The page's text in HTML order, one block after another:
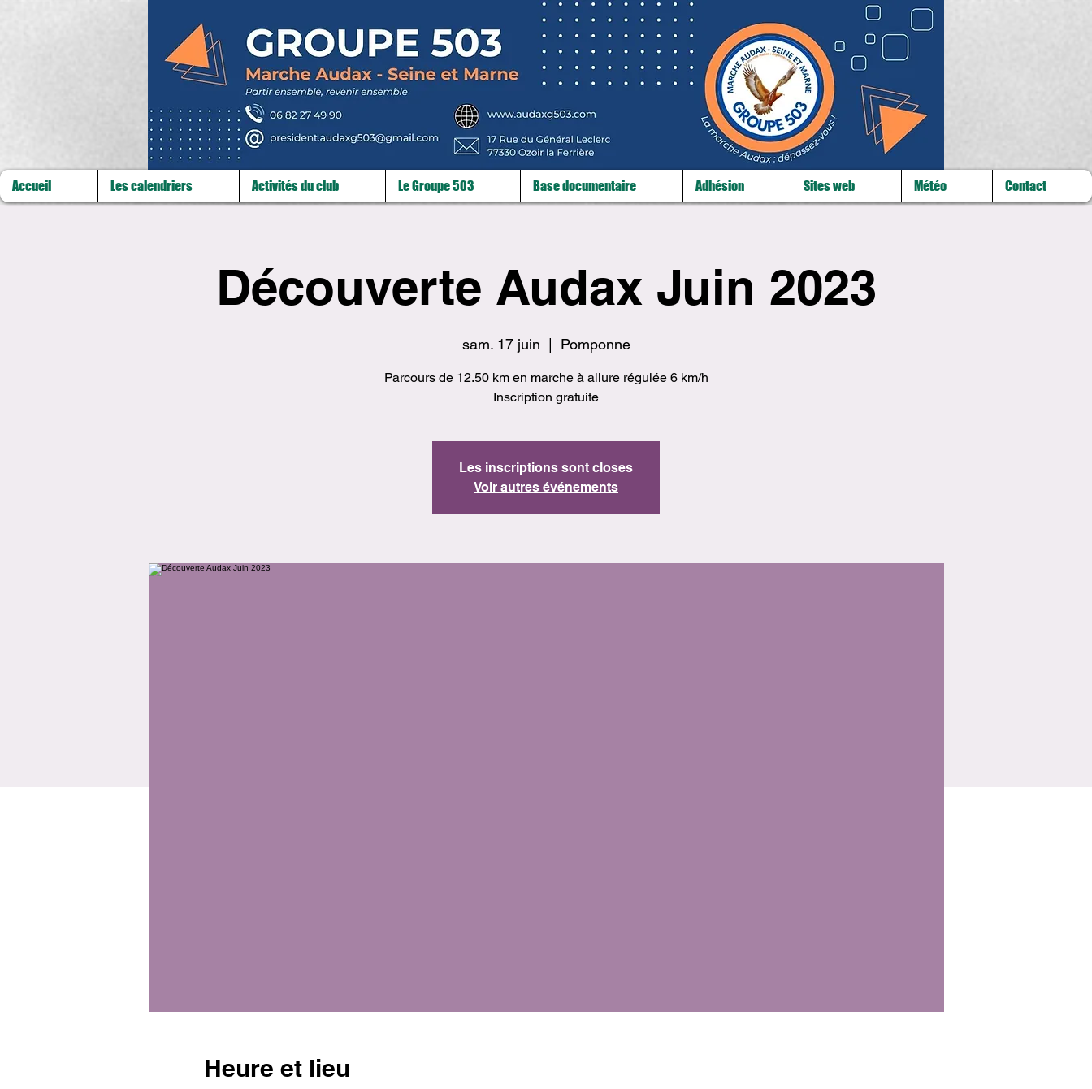
Accueil Les calendriers Activités du club Le Groupe 503 Base documentaire Adhésion Sites web Météo Contact
Découverte Audax Juin 2023
sam. 17 juin Pomponne
Parcours de 12.50 km en marche à allure régulée 6 km/h
Inscription gratuite
Les inscriptions sont closes
Voir autres événements
Heure et lieu